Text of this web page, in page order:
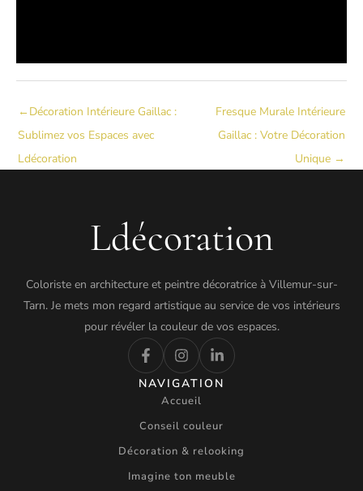
←Décoration Intérieure Gaillac :
Sublimez vos Espaces avec
Ldécoration
Fresque Murale Intérieure
Gaillac : Votre Décoration
Unique →
Ldécoration
Coloriste en architecture et peintre décoratrice à Villemur-sur-
Tarn. Je mets mon regard artistique au service de vos intérieurs
pour révéler la couleur de vos espaces.
NAVIGATION
Accueil
Conseil couleur
Décoration & relooking
Imagine ton meuble